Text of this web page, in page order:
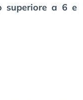
superiore a 6 e